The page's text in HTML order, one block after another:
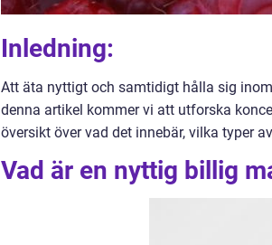
Inledning:
Att äta nyttigt och samtidigt hålla sig
denna artikel kommer vi att utforska
översikt över vad det innebär, vilka typer
Vad är en nyttig billig